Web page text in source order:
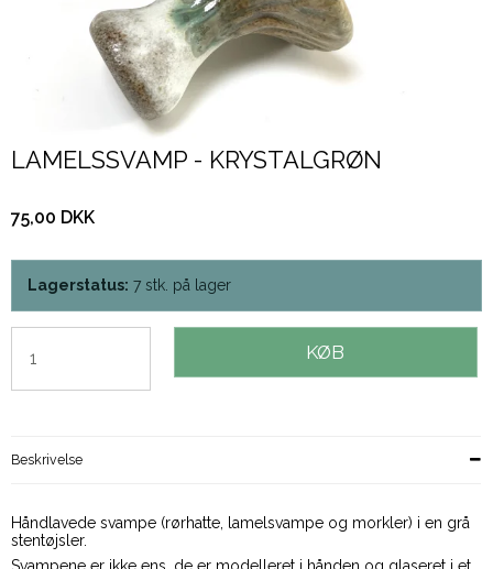
LAMELSSVAMP - KRYSTALGRØN
75,00 DKK
Lagerstatus: 7 stk. på lager
KØB
Beskrivelse
Håndlavede svampe (rørhatte, lamelsvampe og morkler) i en grå
stentøjsler.